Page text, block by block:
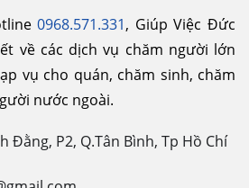
0968.571.331, Giúp Việc Đức
về các dịch vụ chăm người lớn
vụ cho quán, chăm sinh, chăm
nước ngoài.
Đằng, P2, Q.Tân Bình, Tp Hồ Chí